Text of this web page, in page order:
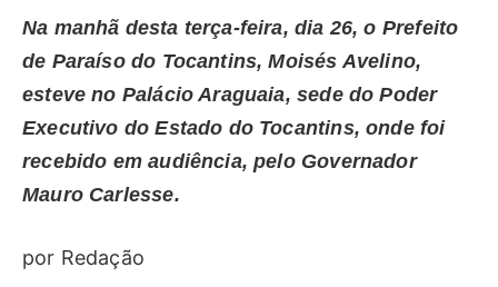
Na manhã desta terça-feira, dia 26, o Prefeito
de Paraíso do Tocantins, Moisés Avelino,
esteve no Palácio Araguaia, sede do Poder
Executivo do Estado do Tocantins, onde foi
recebido em audiência, pelo Governador
Mauro Carlesse.
por Redação